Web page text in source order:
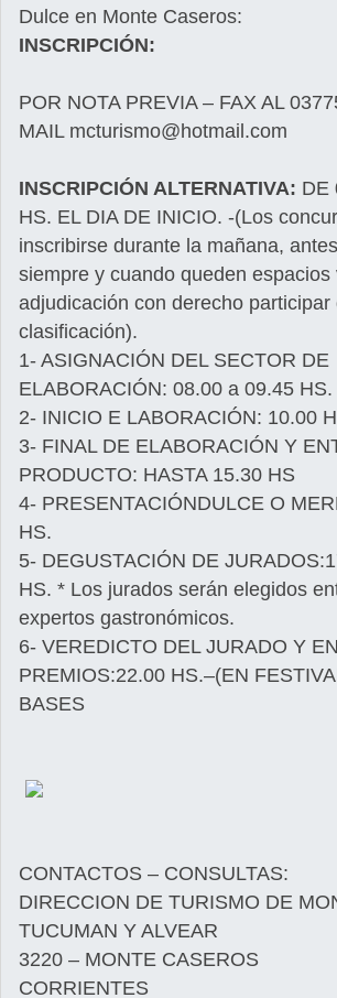
Dulce en Monte Caseros:
INSCRIPCIÓN:
POR NOTA PREVIA – FAX AL
MAIL mcturismo@hotmail.com
INSCRIPCIÓN ALTERNATIVA: DE
HS. EL DIA DE INICIO. -(Los
inscribirse durante la mañana,
siempre y cuando queden espacios
adjudicación con derecho participar
clasificación).
1- ASIGNACIÓN DEL SECTOR DE
ELABORACIÓN: 08.00 a 09.45 HS.
2- INICIO E LABORACIÓN: 10.00
3- FINAL DE ELABORACIÓN Y
PRODUCTO: HASTA 15.30 HS
4- PRESENTACIÓNDULCE O
HS.
5- DEGUSTACIÓN DE
HS. * Los jurados serán elegidos
expertos gastronómicos.
6- VEREDICTO DEL JURADO Y
PREMIOS:22.00 HS.–(EN
BASES
CONTACTOS – CONSULTAS:
DIRECCION DE TURISMO DE
TUCUMAN Y ALVEAR
3220 – MONTE CASEROS
CORRIENTES